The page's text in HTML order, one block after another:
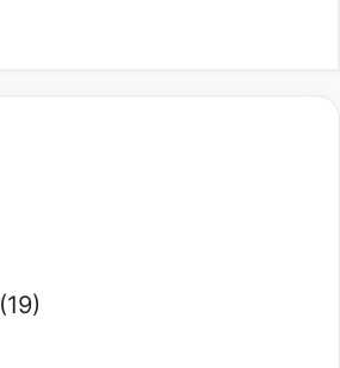
(19)